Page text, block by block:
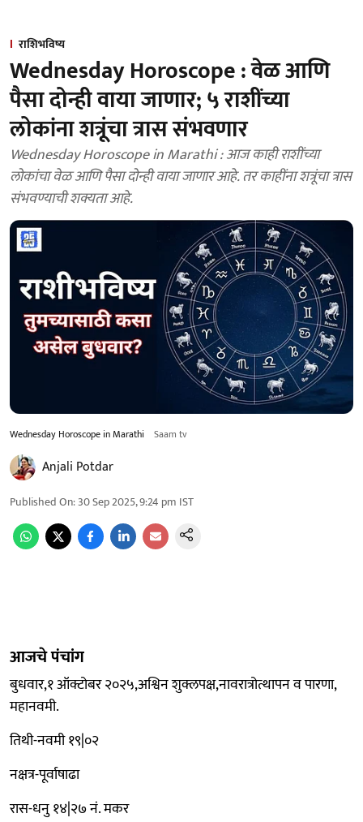
राशिभविष्य
Wednesday Horoscope : वेळ आणि
पैसा दोन्ही वाया जाणार; ५ राशींच्या
लोकांना शत्रूंचा त्रास संभवणार
Wednesday Horoscope in Marathi : आज काही राशींच्या
लोकांचा वेळ आणि पैसा दोन्ही वाया जाणार आहे. तर काहींना शत्रूंचा त्रास
संभवण्याची शक्यता आहे.
Wednesday Horoscope in Marathi Saam tv
Anjali Potdar
Published On:30 Sep 2025, 9:24 pm IST
आजचे पंचांग
बुधवार,१ ऑक्टोबर २०२५,अश्विन शुक्लपक्ष,नावरात्रोत्थापन व पारणा,
महानवमी.
तिथी-नवमी १९|०२
नक्षत्र-पूर्वाषाढा
रास-धनु १४|२७ नं. मकर